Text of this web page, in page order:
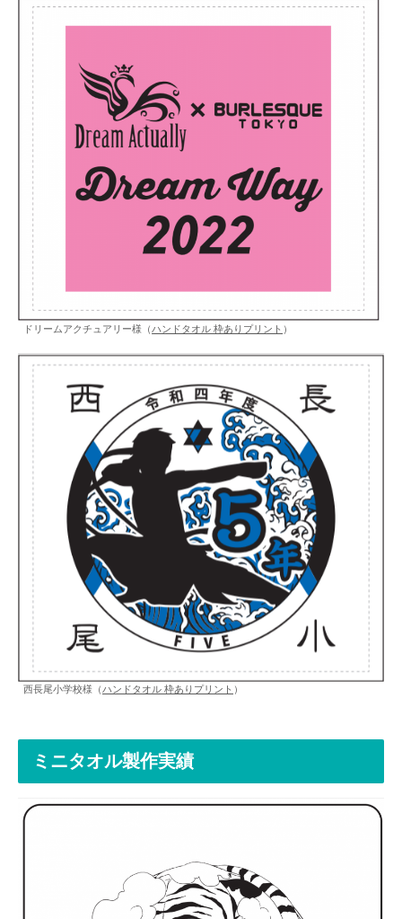
ドリームアクチュアリー様（ハンドタオル 枠ありプリント ）
西長尾小学校様（ハンドタオル 枠ありプリント ）
ミニタオル製作実績